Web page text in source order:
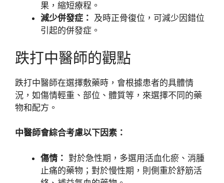
果，縮短療程。
減少併發症： 及時正骨復位，可減少因錯位
引起的併發症。
跌打中醫師的觀點
跌打中醫師在選擇敷藥時，會根據患者的具體情
況，如傷情輕重、部位、體質等，來選擇不同的藥
物和配方。
中醫師會綜合考慮以下因素：
傷情： 對於急性期，多選用活血化瘀、消腫
止痛的藥物；對於慢性期，則側重於舒筋活